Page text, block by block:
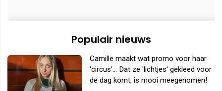
Populair nieuws
Camille maakt wat promo voor haar
'circus'... Dat ze 'lichtjes' gekleed voor
de dag komt, is mooi meegenomen!